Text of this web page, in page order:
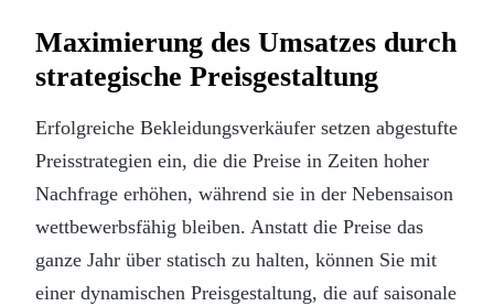
Maximierung des Umsatzes durch
strategische Preisgestaltung
Erfolgreiche Bekleidungsverkäufer setzen abgestufte
Preisstrategien ein, die die Preise in Zeiten hoher
Nachfrage erhöhen, während sie in der Nebensaison
wettbewerbsfähig bleiben. Anstatt die Preise das
ganze Jahr über statisch zu halten, können Sie mit
einer dynamischen Preisgestaltung, die auf saisonale